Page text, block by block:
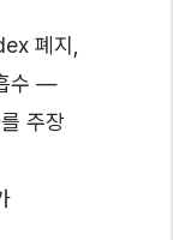
폐지,
수 —
주장